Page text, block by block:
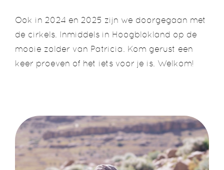
Ook in 2024 en 2025 zijn we doorgegaan met
de cirkels. Inmiddels in Hoogblokland op de
mooie zolder van Patricia. Kom gerust een
keer proeven of het iets voor je is. Welkom!